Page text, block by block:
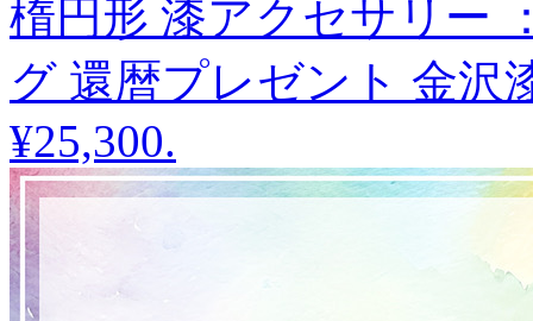
楕円形 漆アクセサリー
グ 還暦プレゼント 金沢
¥25,300.